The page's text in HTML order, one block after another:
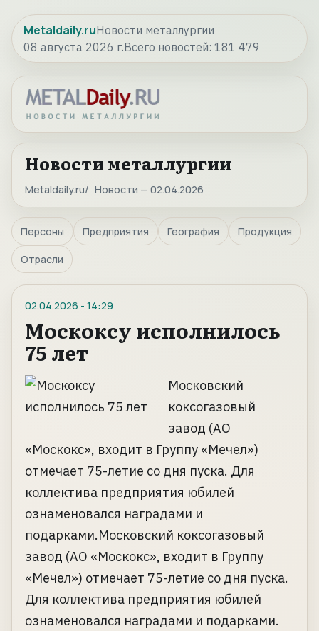
Metaldaily.ruНовости металлургии
08 августа 2026 г.Всего новостей: 181 479
Новости металлургии
Metaldaily.ru Новости — 02.04.2026
Персоны Предприятия География Продукция
Отрасли
02.04.2026 - 14:29
Москоксу исполнилось
75 лет
Московский
коксогазовый
завод (АО
«Москокс», входит в Группу «Мечел»)
отмечает 75-летие со дня пуска. Для
коллектива предприятия юбилей
ознаменовался наградами и
подарками.Московский коксогазовый
завод (АО «Москокс», входит в Группу
«Мечел») отмечает 75-летие со дня пуска.
Для коллектива предприятия юбилей
ознаменовался наградами и подарками.